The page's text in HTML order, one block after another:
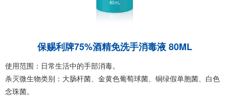
保赐利牌75%酒精免洗手消毒液 80ML
使用范围：日常生活中的手部消毒。
杀灭微生物类别：大肠杆菌、金黄色葡萄球菌、铜绿假单胞菌、白色
念珠菌。